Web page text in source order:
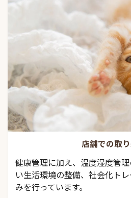
店舗での取
健康管理に加え、温度湿度管
い生活環境の整備、社会化ト
みを行っています。